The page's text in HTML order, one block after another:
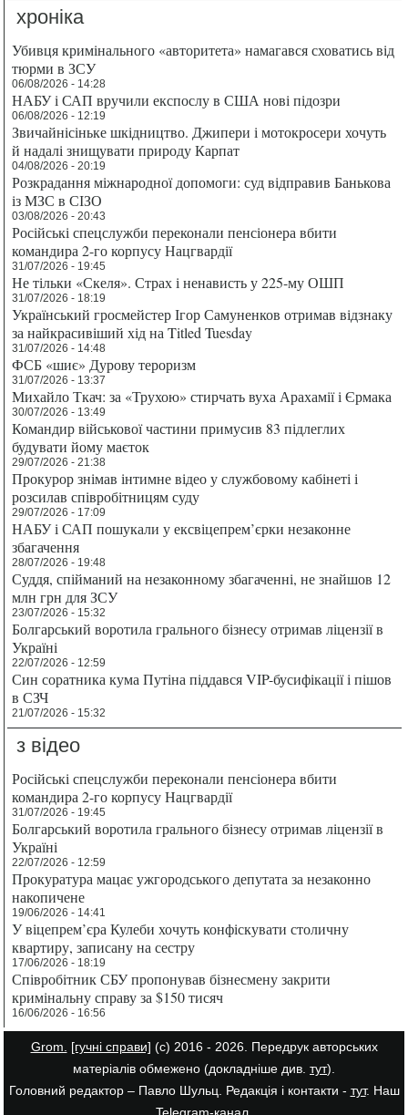
хроніка
Убивця кримінального «авторитета» намагався сховатись від
тюрми в ЗСУ
06/08/2026 - 14:28
НАБУ і САП вручили експослу в США нові підозри
06/08/2026 - 12:19
Звичайнісіньке шкідництво. Джипери і мотокросери хочуть
й надалі знищувати природу Карпат
04/08/2026 - 20:19
Розкрадання міжнародної допомоги: суд відправив Банькова
із МЗС в СІЗО
03/08/2026 - 20:43
Російські спецслужби переконали пенсіонера вбити
командира 2-го корпусу Нацгвардії
31/07/2026 - 19:45
Не тільки «Скеля». Страх і ненависть у 225-му ОШП
31/07/2026 - 18:19
Український гросмейстер Ігор Самуненков отримав відзнаку
за найкрасивіший хід на Titled Tuesday
31/07/2026 - 14:48
ФСБ «шиє» Дурову тероризм
31/07/2026 - 13:37
Михайло Ткач: за «Трухою» стирчать вуха Арахамії і Єрмака
30/07/2026 - 13:49
Командир військової частини примусив 83 підлеглих
будувати йому маєток
29/07/2026 - 21:38
Прокурор знімав інтимне відео у службовому кабінеті і
розсилав співробітницям суду
29/07/2026 - 17:09
НАБУ і САП пошукали у ексвіцепрем’єрки незаконне
збагачення
28/07/2026 - 19:48
Суддя, спійманий на незаконному збагаченні, не знайшов 12
млн грн для ЗСУ
23/07/2026 - 15:32
Болгарський воротила грального бізнесу отримав ліцензії в
Україні
22/07/2026 - 12:59
Син соратника кума Путіна піддався VIP-бусифікації і пішов
в СЗЧ
21/07/2026 - 15:32
з відео
Російські спецслужби переконали пенсіонера вбити
командира 2-го корпусу Нацгвардії
31/07/2026 - 19:45
Болгарський воротила грального бізнесу отримав ліцензії в
Україні
22/07/2026 - 12:59
Прокуратура мацає ужгородського депутата за незаконно
накопичене
19/06/2026 - 14:41
У віцепрем’єра Кулеби хочуть конфіскувати столичну
квартиру, записану на сестру
17/06/2026 - 18:19
Співробітник СБУ пропонував бізнесмену закрити
кримінальну справу за $150 тисяч
16/06/2026 - 16:56
Grom. [гучні справи] (с) 2016 - 2026. Передрук авторських
матеріалів обмежено (докладніше див. тут).
Головний редактор – Павло Шульц. Редакція і контакти - тут. Наш